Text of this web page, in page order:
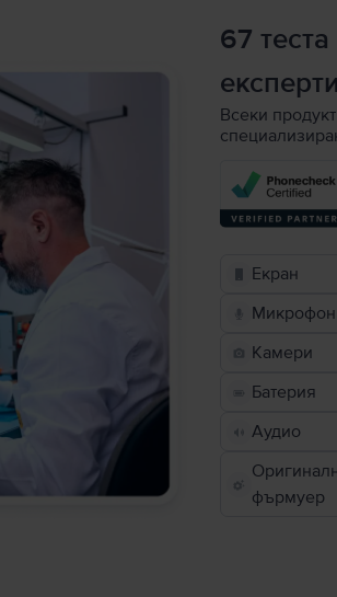
67
експерти
Всеки
Екран
Микрофон
Камери
Батерия
Аудио
фърмуер